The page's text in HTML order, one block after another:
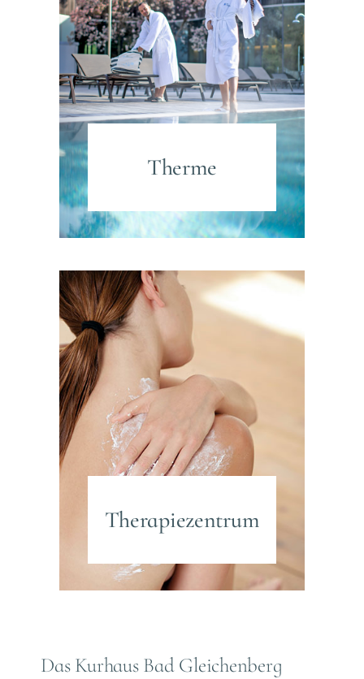
Therme
Therapiezentrum
Das Kurhaus Bad Gleichenberg